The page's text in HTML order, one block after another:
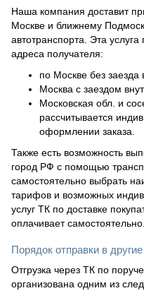
Наша компания доставит
Москве и ближнему
автотранспорта. Эта
адреса получателя:
по Москве без
Москва с заездом
Московская обл. и
рассчитывается
оформлении заказа.
Также есть возможность
город РФ с помощью
самостоятельно выбрать
тарифов и возможных
услуг ТК по доставке
оплачивает самостоятельно.
Порядок отправки в
Отгрузка через ТК по
организована одним из